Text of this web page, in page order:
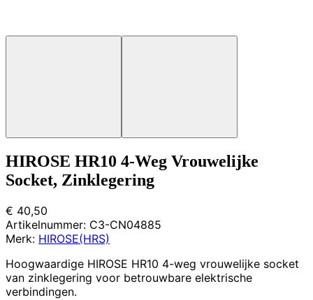
HIROSE HR10 4-Weg Vrouwelijke
Socket, Zinklegering
€ 40,50
Artikelnummer: C3-CN04885
Merk: HIROSE(HRS)
Hoogwaardige HIROSE HR10 4-weg vrouwelijke socket
van zinklegering voor betrouwbare elektrische
verbindingen.